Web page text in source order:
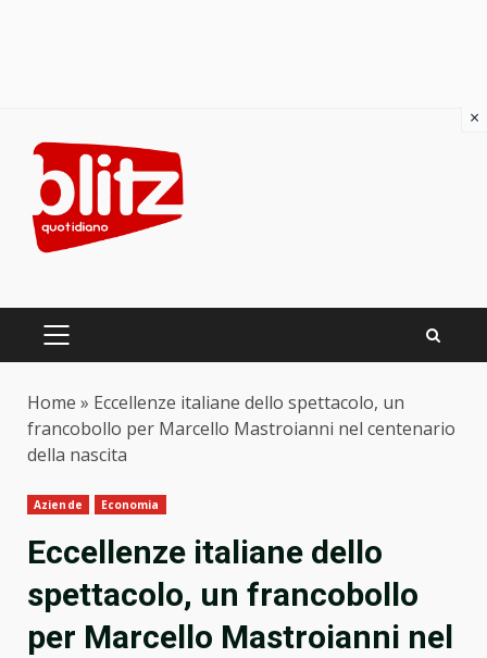
content
PRIMARY
Home » Eccellenze italiane dello spettacolo, un
francobollo per Marcello Mastroianni nel centenario
della nascita
Aziende Economia
Eccellenze italiane dello
spettacolo, un francobollo
per Marcello Mastroianni nel
×